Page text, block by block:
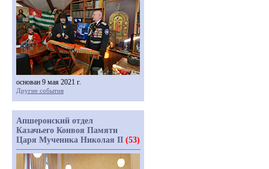
основан 9 мая 2021 г.
Другие события
Апшеронский отдел
Казачьего Конвоя Памяти
Царя Мученика Николая II (53)